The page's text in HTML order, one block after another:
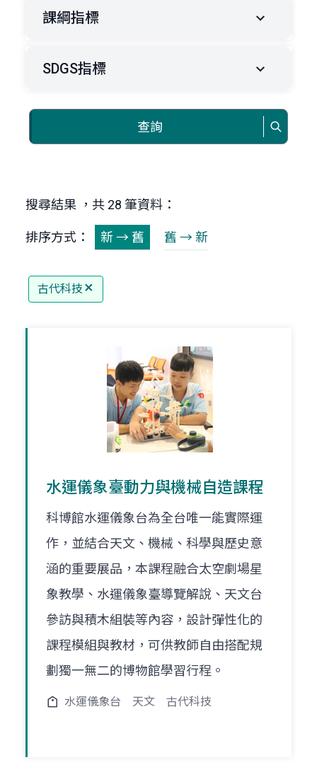
課綱指標
SDGS指標
查詢
搜尋結果 ，共 28 筆資料：
排序方式： 新 → 舊 舊 → 新
古代科技
水運儀象臺動力與機械自造課程
科博館水運儀象台為全台唯一能實際運
作，並結合天文、機械、科學與歷史意
涵的重要展品，本課程融合太空劇場星
象教學、水運儀象臺導覽解說、天文台
參訪與積木組裝等內容，設計彈性化的
課程模組與教材，可供教師自由搭配規
劃獨一無二的博物館學習行程。
水運儀象台 天文 古代科技